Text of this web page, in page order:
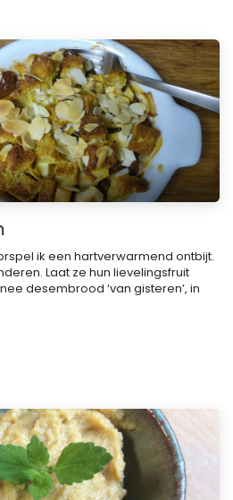
ik een hartverwarmend ontbijt.
Laat ze hun lievelingsfruit
desembrood ‘van gisteren’, in